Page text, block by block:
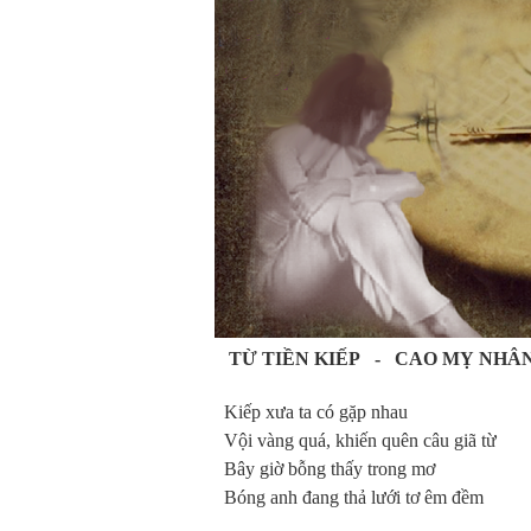
TỪ TIỀN KIẾP - CAO MỴ
Kiếp xưa ta có gặp nhau
Vội vàng quá, khiến quên câu giã từ
Bây giờ bỗng thấy trong mơ
Bóng anh đang thả lưới tơ êm đềm